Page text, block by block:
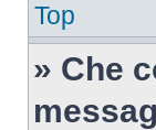
Top
» Che